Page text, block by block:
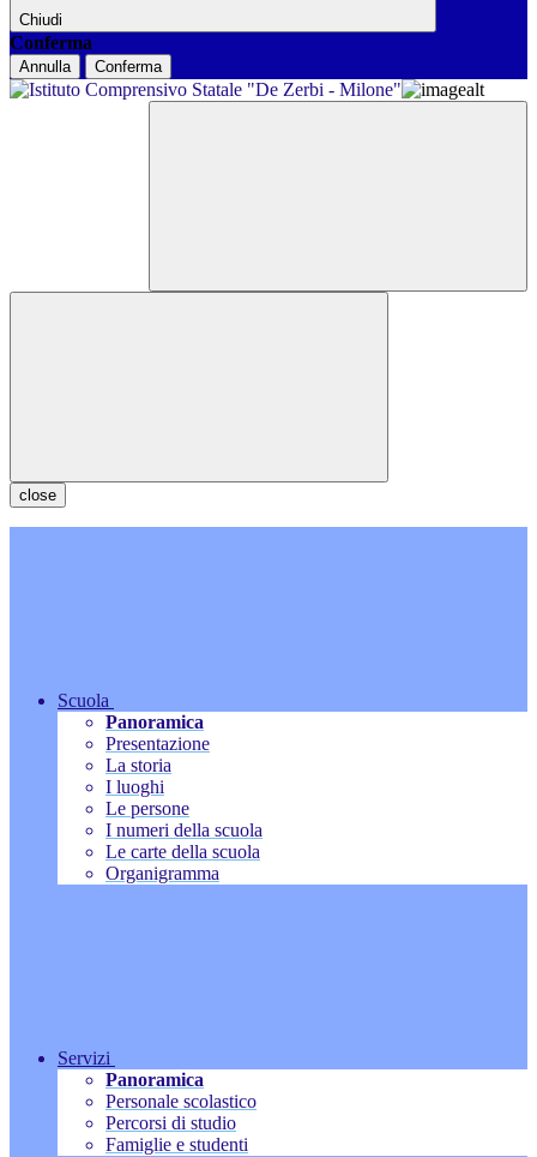
Chiudi
Conferma
Annulla Conferma
close
Scuola
Panoramica
Presentazione
La storia
I luoghi
Le persone
I numeri della scuola
Le carte della scuola
Organigramma
Servizi
Panoramica
Personale scolastico
Percorsi di studio
Famiglie e studenti